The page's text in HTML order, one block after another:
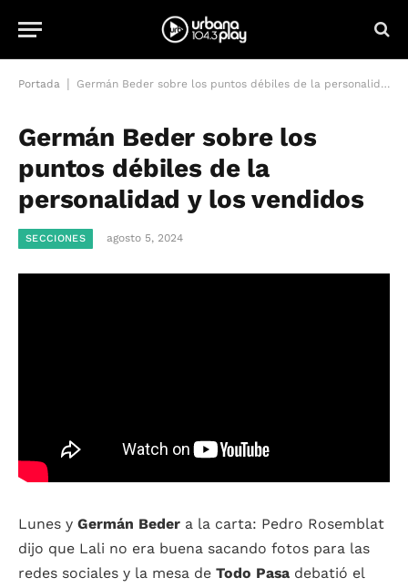
Portada Germán Beder sobre los puntos débiles de la personalidad y los vendidos
Germán Beder sobre los
puntos débiles de la
personalidad y los vendidos
SECCIONES agosto 5, 2024
Lunes y Germán Beder a la carta: Pedro Rosemblat
dijo que Lali no era buena sacando fotos para las
redes sociales y la mesa de Todo Pasa debatió el